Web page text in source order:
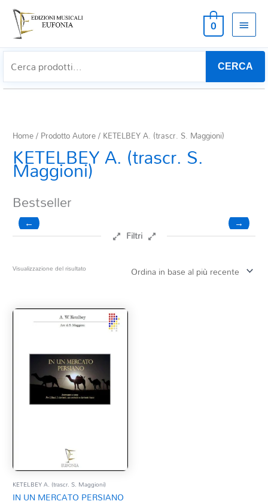
0
CERCA
Home/ Prodotto Autore / KETELBEY A. (trascr. S. Maggioni)
KETELBEY A. (trascr. S.
Maggioni)
Bestseller
← →
Filtri
Clarinetto basso
Composizioni originali
QR base
QR esecuzione
Trascrizioni e Arrangiamenti
Visualizzazione del risultato
KETELBEY A. (trascr. S. Maggioni)
IN UN MERCATO PERSIANO